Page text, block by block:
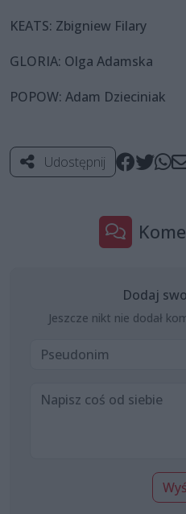
KEATS: Zbigniew Filary
GLORIA: Olga Adamska
POPOW: Adam Dzieciniak
Udostępnij
Dodaj
Jeszcze nikt nie dodał